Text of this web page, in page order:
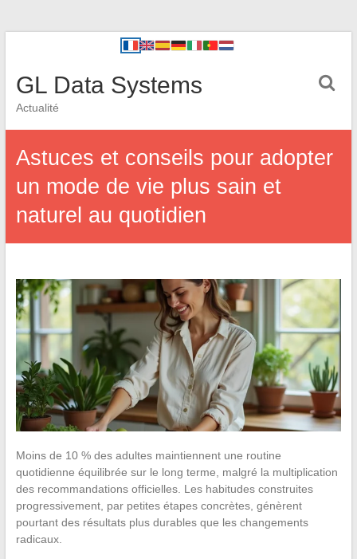
GL Data Systems
Actualité
Astuces et conseils pour adopter
un mode de vie plus sain et
naturel au quotidien
Moins de 10 % des adultes maintiennent une routine
quotidienne équilibrée sur le long terme, malgré la multiplication
des recommandations officielles. Les habitudes construites
progressivement, par petites étapes concrètes, génèrent
pourtant des résultats plus durables que les changements
radicaux.